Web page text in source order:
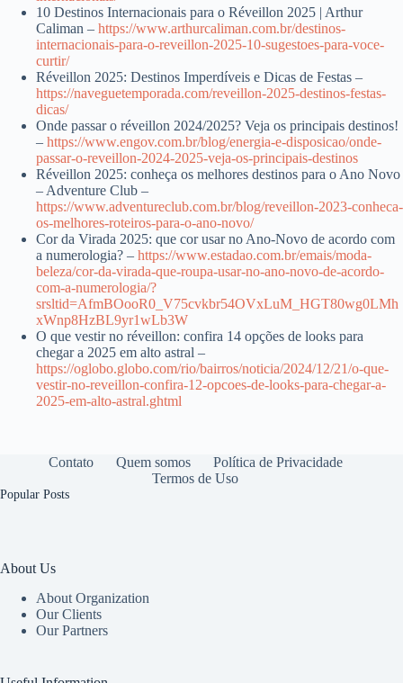
10 Destinos Internacionais para o Réveillon 2025 | Arthur
Caliman – https://www.arthurcaliman.com.br/destinos-
internacionais-para-o-reveillon-2025-10-sugestoes-para-voce-
curtir/
Réveillon 2025: Destinos Imperdíveis e Dicas de Festas –
https://naveguetemporada.com/reveillon-2025-destinos-festas-
dicas/
Onde passar o réveillon 2024/2025? Veja os principais destinos!
– https://www.engov.com.br/blog/energia-e-disposicao/onde-
passar-o-reveillon-2024-2025-veja-os-principais-destinos
Réveillon 2025: conheça os melhores destinos para o Ano Novo
– Adventure Club –
https://www.adventureclub.com.br/blog/reveillon-2023-conheca-
os-melhores-roteiros-para-o-ano-novo/
Cor da Virada 2025: que cor usar no Ano-Novo de acordo com
a numerologia? – https://www.estadao.com.br/emais/moda-
beleza/cor-da-virada-que-roupa-usar-no-ano-novo-de-acordo-
com-a-numerologia/?
srsltid=AfmBOooR0_V75cvkbr54OVxLuM_HGT80wg0LMh
xWnp8HzBL9yr1wLb3W
O que vestir no réveillon: confira 14 opções de looks para
chegar a 2025 em alto astral –
https://oglobo.globo.com/rio/bairros/noticia/2024/12/21/o-que-
vestir-no-reveillon-confira-12-opcoes-de-looks-para-chegar-a-
2025-em-alto-astral.ghtml
Contato Quem somos
Política de Privacidade
Termos de Uso
Popular Posts
About Us
About Organization
Our Clients
Our Partners